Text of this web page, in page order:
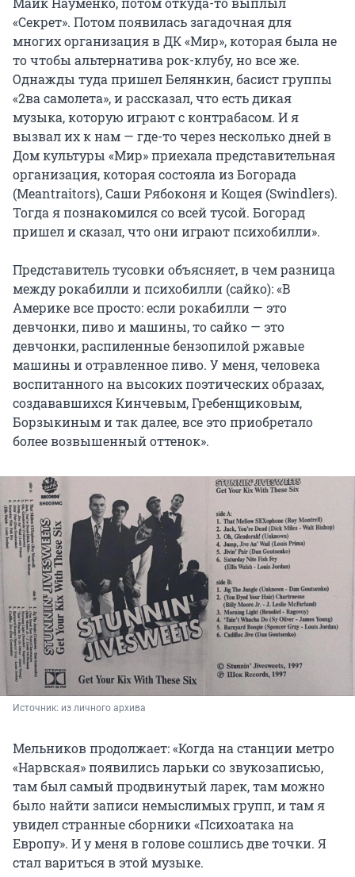
«Секрет». Потом появилась загадочная для
многих организация в ДК «Мир», которая была не
то чтобы альтернатива рок-клубу, но все же.
Однажды туда пришел Белянкин, басист группы
«2ва самолета», и рассказал, что есть дикая
музыка, которую играют с контрабасом. И я
вызвал их к нам — где-то через несколько дней в
Дом культуры «Мир» приехала представительная
организация, которая состояла из Богорада
(Meantraitors), Саши Рябоконя и Кощея (Swindlers).
Тогда я познакомился со всей тусой. Богорад
пришел и сказал, что они играют психобилли».
Представитель тусовки объясняет, в чем разница
между рокабилли и психобилли (сайко): «В
Америке все просто: если рокабилли — это
девчонки, пиво и машины, то сайко — это
девчонки, распиленные бензопилой ржавые
машины и отравленное пиво. У меня, человека
воспитанного на высоких поэтических образах,
создававшихся Кинчевым, Гребенщиковым,
Борзыкиным и так далее, все это приобретало
более возвышенный оттенок».
Источник: из личного архива
Мельников продолжает: «Когда на станции метро
«Нарвская» появились ларьки со звукозаписью,
там был самый продвинутый ларек, там можно
было найти записи немыслимых групп, и там я
увидел странные сборники «Психоатака на
Европу». И у меня в голове сошлись две точки. Я
стал вариться в этой музыке.